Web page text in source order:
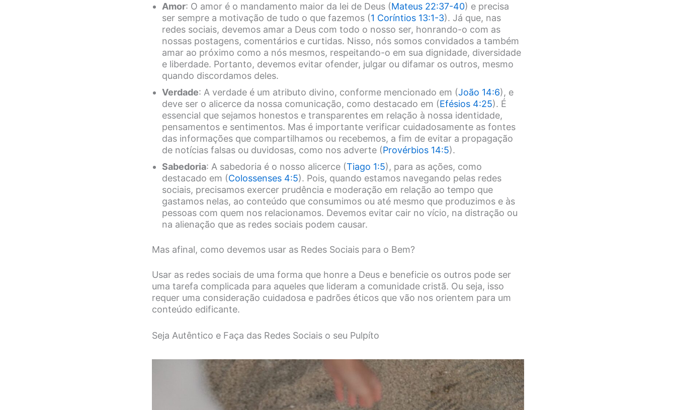
Amor: O amor é o mandamento maior da lei de Deus (Mateus 22:37-40) e precisa
ser sempre a motivação de tudo o que fazemos (1 Coríntios 13:1-3). Já que, nas
redes sociais, devemos amar a Deus com todo o nosso ser, honrando-o com as
nossas postagens, comentários e curtidas. Nisso, nós somos convidados a também
amar ao próximo como a nós mesmos, respeitando-o em sua dignidade, diversidade
e liberdade. Portanto, devemos evitar ofender, julgar ou difamar os outros, mesmo
quando discordamos deles.
Verdade: A verdade é um atributo divino, conforme mencionado em (João 14:6), e
deve ser o alicerce da nossa comunicação, como destacado em (Efésios 4:25). É
essencial que sejamos honestos e transparentes em relação à nossa identidade,
pensamentos e sentimentos. Mas é importante verificar cuidadosamente as fontes
das informações que compartilhamos ou recebemos, a fim de evitar a propagação
de notícias falsas ou duvidosas, como nos adverte (Provérbios 14:5).
Sabedoria: A sabedoria é o nosso alicerce (Tiago 1:5), para as ações, como
destacado em (Colossenses 4:5). Pois, quando estamos navegando pelas redes
sociais, precisamos exercer prudência e moderação em relação ao tempo que
gastamos nelas, ao conteúdo que consumimos ou até mesmo que produzimos e às
pessoas com quem nos relacionamos. Devemos evitar cair no vício, na distração ou
na alienação que as redes sociais podem causar.
Mas afinal, como devemos usar as Redes Sociais para o Bem?
Usar as redes sociais de uma forma que honre a Deus e beneficie os outros pode ser
uma tarefa complicada para aqueles que lideram a comunidade cristã. Ou seja, isso
requer uma consideração cuidadosa e padrões éticos que vão nos orientem para um
conteúdo edificante.
Seja Autêntico e Faça das Redes Sociais o seu Pulpíto